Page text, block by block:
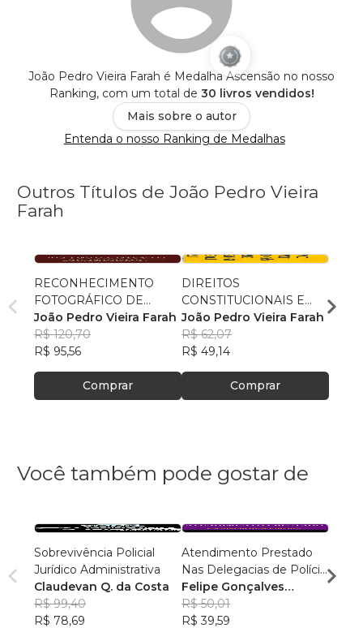
João Pedro Vieira Farah é Medalha Ascensão no nosso
Ranking, com um total de 30 livros vendidos!
Mais sobre o autor
Entenda o nosso Ranking de Medalhas
Outros Títulos de João Pedro Vieira
Farah
RECONHECIMENTO
FOTOGRÁFICO DE
SUSPEITOS: TÉCNICA
LEGÍTIMA OU ATAVISMO
LOMBROSIANO?
João Pedro Vieira Farah
R$ 120,70
R$ 95,56
Comprar
DIREITOS
CONSTITUCIONAIS E
INTERSECCIONALIDADE
DE IDENTIDADES
MARGINALIZADAS: UM
OLHAR SOBRE A
HOMOFOBIA
João Pedro Vieira Farah
R$ 62,07
R$ 49,14
Comprar
João
Você também pode gostar de
Sobrevivência Policial
Jurídico Administrativa
Claudevan Q. da Costa
R$ 99,40
R$ 78,69
Atendimento Prestado
Nas Delegacias de Polícia
às Vítimas de Violência
Doméstica e Familiar
Contra a Mulher: Um
Felipe Gonçalves
Martins
R$ 50,01
R$ 39,59
Prof.
R$